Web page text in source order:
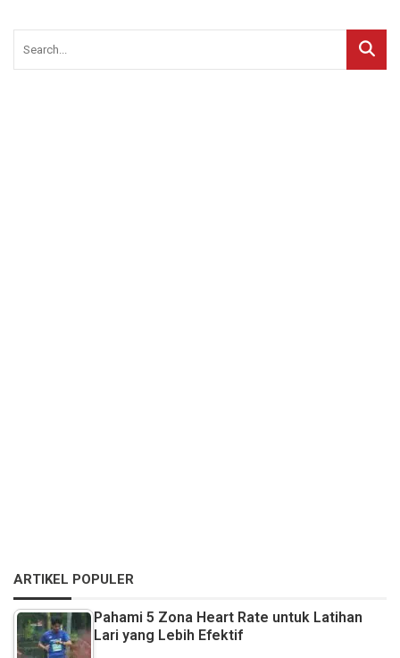
ARTIKEL POPULER
Pahami 5 Zona Heart Rate untuk Latihan
Lari yang Lebih Efektif